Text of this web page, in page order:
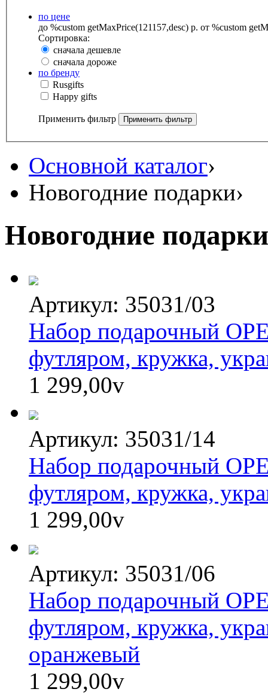
по цене
до %custom getMaxPrice(121157,desc) р. от %custom
Сортировка:
сначала дешевле
сначала дороже
по бренду
Rusgifts
Happy gifts
Применить фильтр
Основной каталог›
Новогодние подарки›
Новогодние подарки
Артикул: 35031/03
Набор подарочный
футляром, кружка,
1 299,00v
Артикул: 35031/14
Набор подарочный
футляром, кружка,
1 299,00v
Артикул: 35031/06
Набор подарочный
футляром, кружка,
оранжевый
1 299,00v